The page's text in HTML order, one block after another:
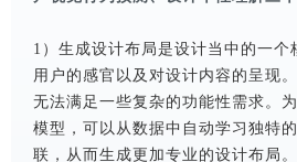
1）生成设计布局是设计当中的一
用户的感官以及对设计内容的呈现
无法满足一些复杂的功能性需求。
模型，可以从数据中自动学习独特
联，从而生成更加专业的设计布局。